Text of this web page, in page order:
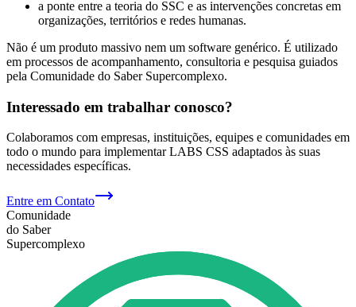
a ponte entre a teoria do SSC e as intervenções concretas em
organizações, territórios e redes humanas.
Não é um produto massivo nem um software genérico. É utilizado
em processos de acompanhamento, consultoria e pesquisa guiados
pela Comunidade do Saber Supercomplexo.
Interessado em trabalhar conosco?
Colaboramos com empresas, instituições, equipes e comunidades em
todo o mundo para implementar LABS CSS adaptados às suas
necessidades específicas.
Entre em Contato
Comunidade
do Saber
Supercomplexo